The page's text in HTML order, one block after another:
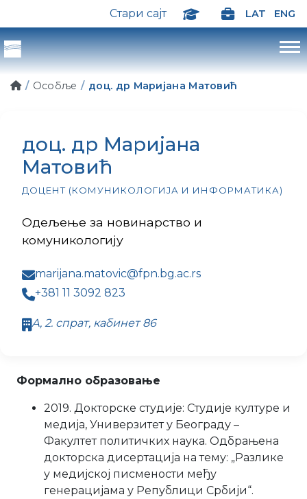
Стари сајт LAT ENG
Особље доц. др Маријана Матовић
доц. др Маријана
Матовић
ДОЦЕНТ (КОМУНИКОЛОГИЈА И ИНФОРМАТИКА)
Одељење за новинарство и
комуникологију
marijana.matovic@fpn.bg.ac.rs
+381 11 3092 823
А, 2. спрат, кабинет 86
Формално образовање
2019. Докторске студије: Студије културе и
медија, Универзитет у Београду –
Факултет политичких наука. Одбрањена
докторска дисертација на тему: „Разлике
у медијској писмености међу
генерацијама у Републици Србији“.